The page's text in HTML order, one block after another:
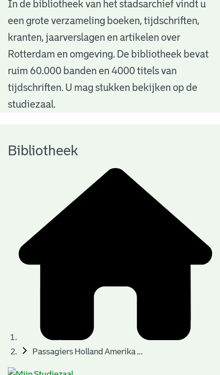
B
b
o
h
In de bibliotheek van het stadsarchief vindt u
een grote verzameling boeken, tijdschriften,
kranten, jaarverslagen en artikelen over
Rotterdam en omgeving. De bibliotheek bevat
ruim 60.000 banden en 4000 titels van
tijdschriften. U mag stukken bekijken op de
studiezaal.
Bibliotheek
Passagiers Holland Amerika ...